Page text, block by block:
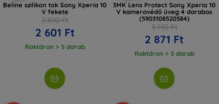
Beline szilikon tok Sony Xperia 10
V fekete
2 890 Ft
2 601 Ft
Raktáron > 5 darab
3MK Lens Protect Sony Xperia 10
V kameravédő üveg 4 darabos
(5903108520584)
3 190 Ft
2 871 Ft
Raktáron > 5 darab